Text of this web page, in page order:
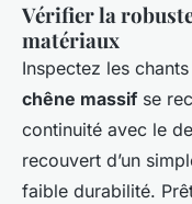
Vérifier la
matériaux
Inspectez les
chêne massif se
continuité avec le
recouvert d’un
faible durabilité.